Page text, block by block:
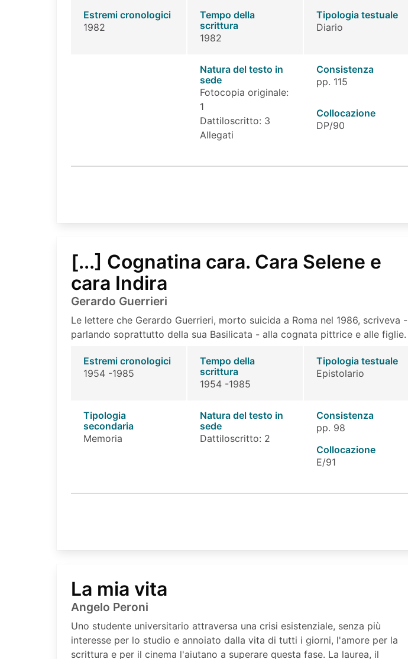
Estremi cronologici
1982
Tempo della
scrittura
1982
Tipologia testuale
Diario
Natura del testo in
sede
Fotocopia originale:
1
Dattiloscritto: 3
Allegati
Consistenza
pp. 115
Collocazione
DP/90
[...] Cognatina cara. Cara Selene e
cara Indira
Gerardo Guerrieri
Le lettere che Gerardo Guerrieri, morto suicida a Roma nel 1986, scriveva -
parlando soprattutto della sua Basilicata - alla cognata pittrice e alle figlie.
Estremi cronologici
1954 -1985
Tempo della
scrittura
1954 -1985
Tipologia testuale
Epistolario
Tipologia
secondaria
Memoria
Natura del testo in
sede
Dattiloscritto: 2
Consistenza
pp. 98
Collocazione
E/91
La mia vita
Angelo Peroni
Uno studente universitario attraversa una crisi esistenziale, senza più
interesse per lo studio e annoiato dalla vita di tutti i giorni, l'amore per la
scrittura e per il cinema l'aiutano a superare questa fase. La laurea, il